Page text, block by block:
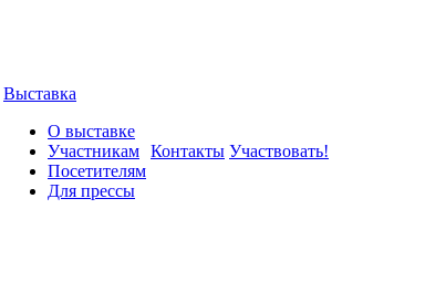
Выставка
О выставке
Участникам
Посетителям
Для прессы
Контакты Участвовать!